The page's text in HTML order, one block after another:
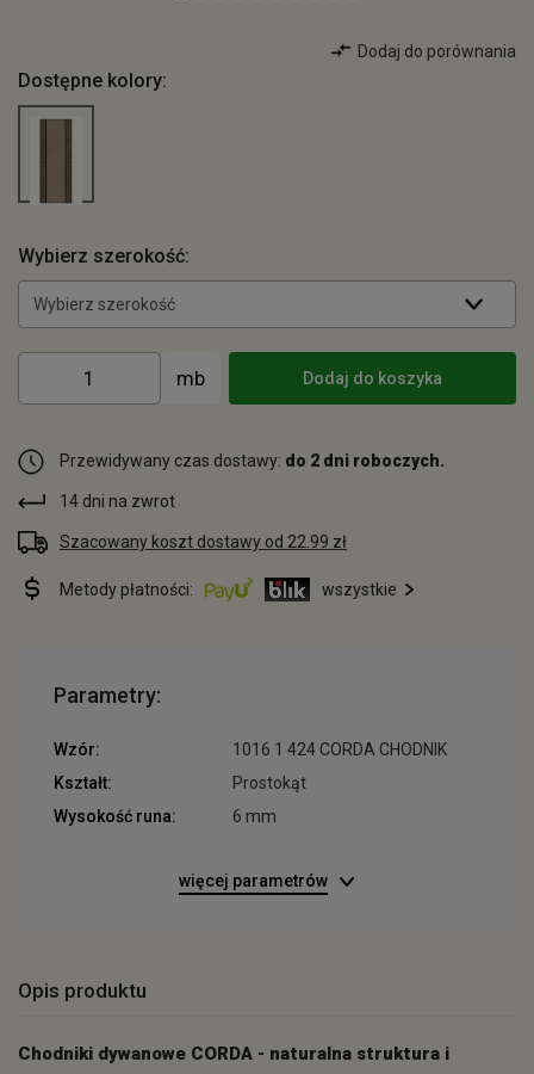
Dodaj do porównania
Dostępne kolory:
Wybierz szerokość:
Wybierz szerokość
Dodaj do koszyka
Przewidywany czas dostawy: do 2 dni roboczych.
14 dni na zwrot
Szacowany koszt dostawy od 22.99 zł
Metody płatności: wszystkie
Parametry:
Wzór:
1016 1 424 CORDA CHODNIK
Kształt:
Prostokąt
Wysokość runa:
6 mm
więcej parametrów
Opis produktu
Chodniki dywanowe CORDA - naturalna struktura i